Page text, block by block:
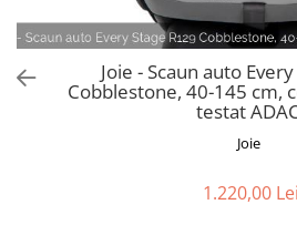
Joie - Scaun auto
Cobblestone, 40-145 cm,
testat
Joie
1.220,00 Lei